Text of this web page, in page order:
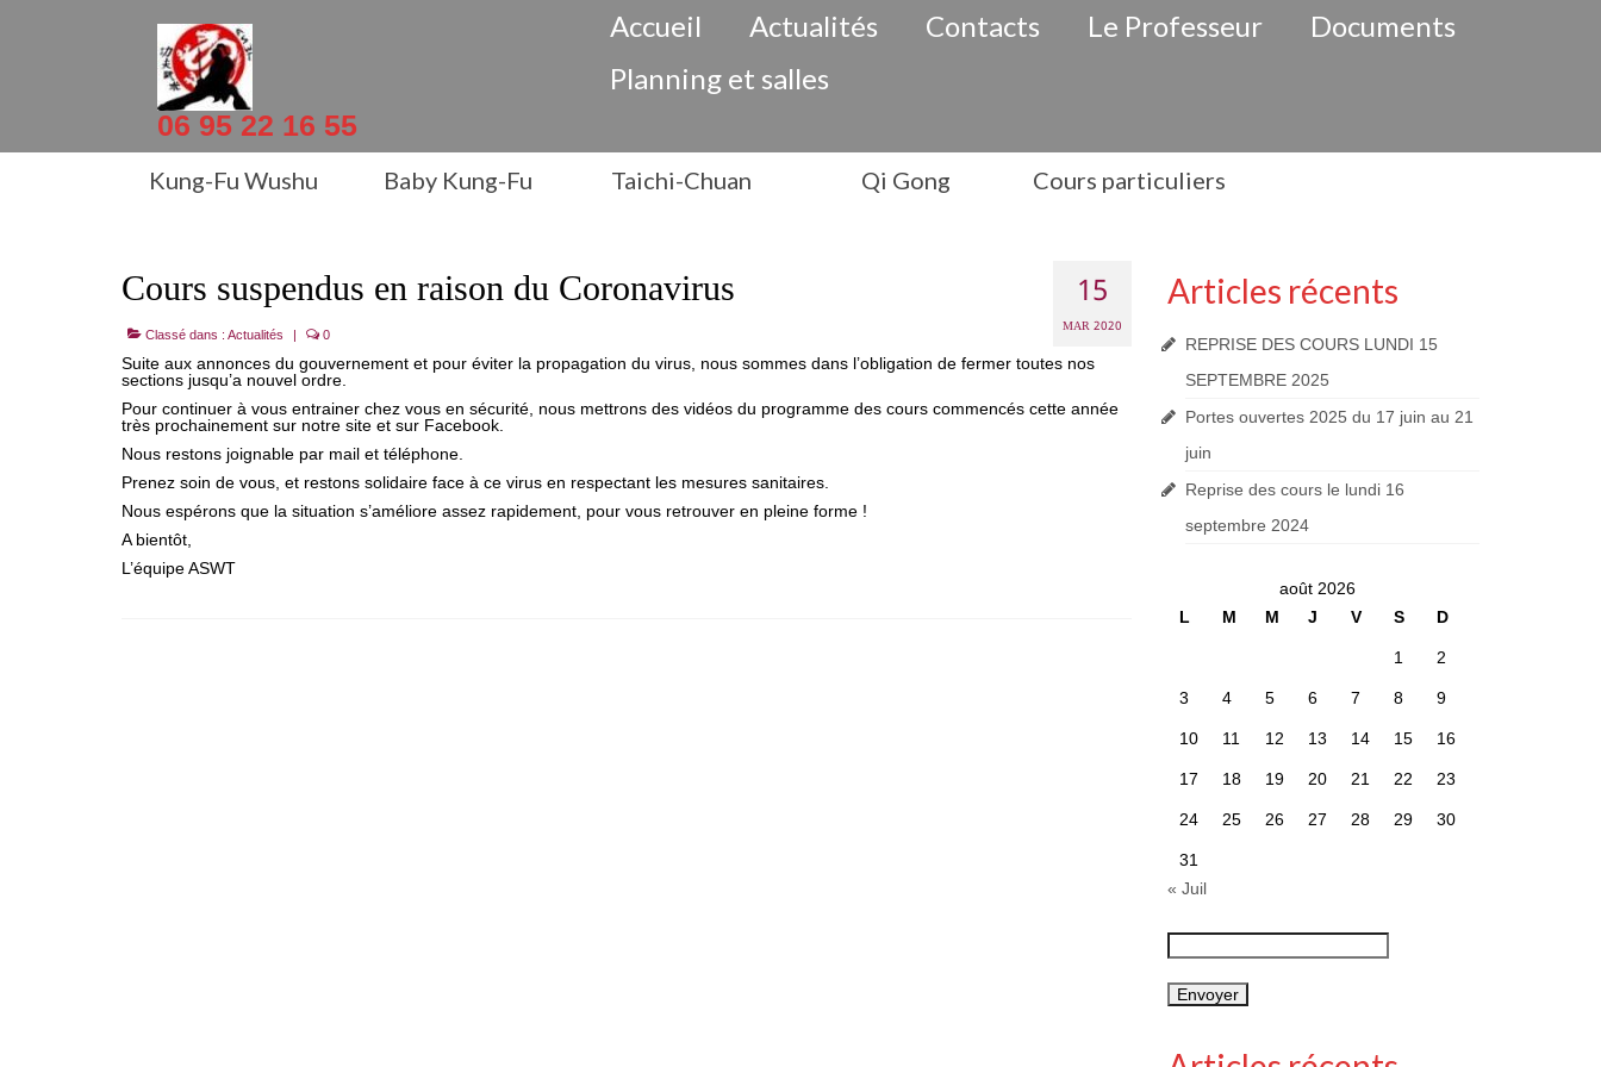
06 95 22 16 55
Accueil Actualités Contacts Le Professeur
Documents
Planning et salles
Kung-Fu Wushu Baby Kung-Fu Taichi-Chuan Qi Gong Cours particuliers
15
MAR 2020
Cours suspendus en raison du Coronavirus
Classé dans : Actualités | 0
Suite aux annonces du gouvernement et pour éviter la propagation du virus, nous sommes dans l’obligation de fermer toutes nos
sections jusqu’a nouvel ordre.
Pour continuer à vous entrainer chez vous en sécurité, nous mettrons des vidéos du programme des cours commencés cette année
très prochainement sur notre site et sur Facebook.
Nous restons joignable par mail et téléphone.
Prenez soin de vous, et restons solidaire face à ce virus en respectant les mesures sanitaires.
Nous espérons que la situation s’améliore assez rapidement, pour vous retrouver en pleine forme !
A bientôt,
L’équipe ASWT
Articles récents
REPRISE DES COURS LUNDI 15
SEPTEMBRE 2025
Portes ouvertes 2025 du 17 juin au 21
juin
Reprise des cours le lundi 16
septembre 2024
août 2026
L
M M J V S D
1 2
3 4 5 6 7 8 9
10 11 12 13 14 15 16
17 18 19 20 21 22 23
24 25 26 27 28 29 30
31
« Juil